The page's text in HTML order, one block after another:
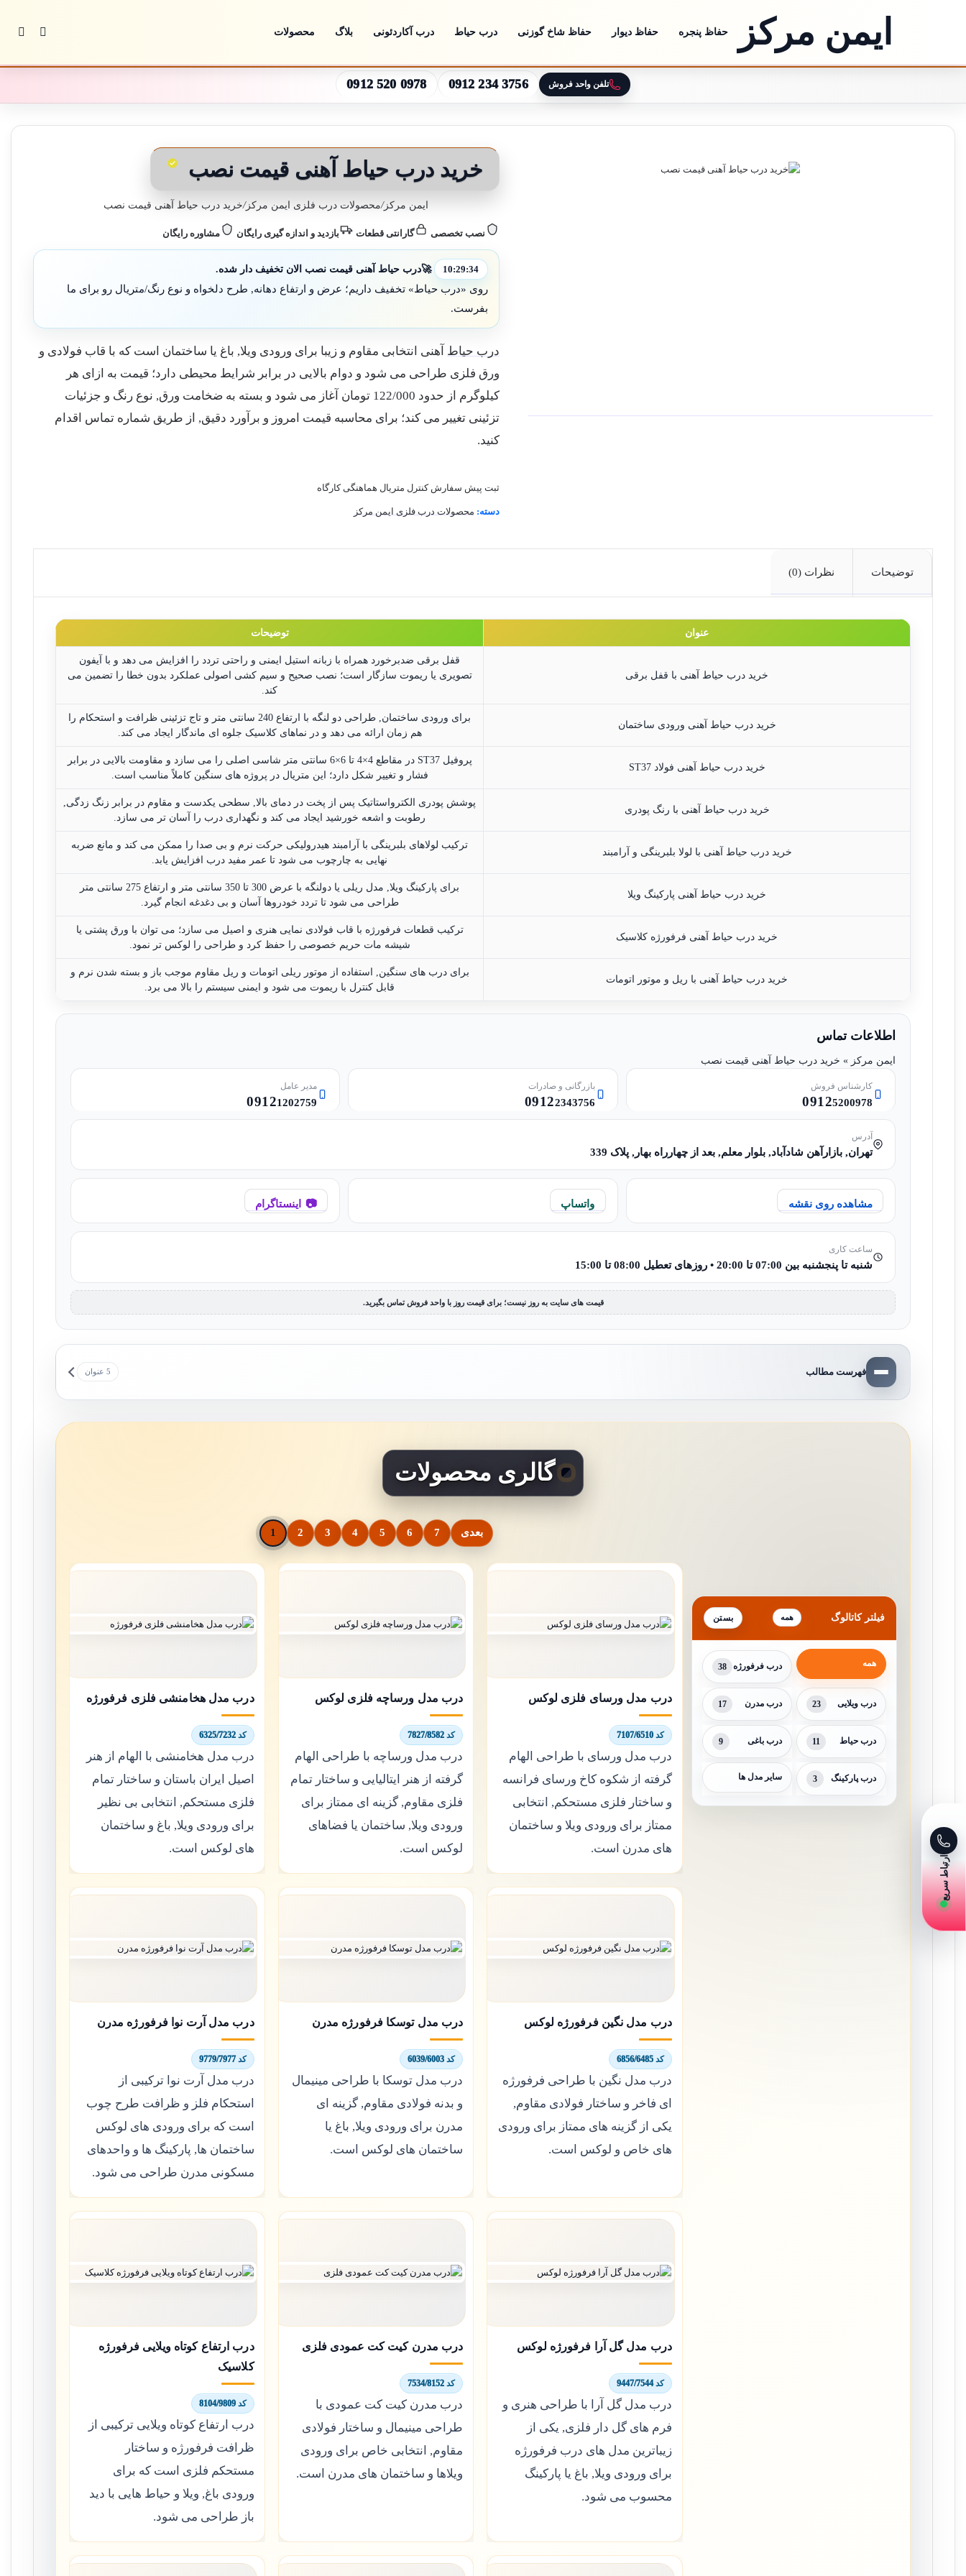
ایمن مرکز حفاظ پنجره حفاظ دیوار حفاظ شاخ گوزنی درب حیاط درب آکاردئونی بلاگ محصولات تغییر
تلفن واحد فروش 0912 520 0978 0912 234 3756
خرید درب حیاط آهنی قیمت نصب
ایمن مرکز/محصولات درب فلزی ایمن مرکز/خرید درب حیاط آهنی قیمت نصب
نصب تخصصی گارانتی قطعات بازدید و اندازه گیری رایگان مشاوره رایگان
10:29:32
🚀درب حیاط آهنی قیمت نصب الان تخفیف دار شده.
روی «درب حیاط» تخفیف داریم؛ عرض و ارتفاع دهانه, طرح دلخواه و نوع رنگ/متریال رو برای ما
بفرست.
درب حیاط آهنی انتخابی مقاوم و زیبا برای ورودی ویلا, باغ یا ساختمان است که با قاب فولادی و
ورق فلزی طراحی می شود و دوام بالایی در برابر شرایط محیطی دارد؛ قیمت به ازای هر
کیلوگرم از حدود 122/000 تومان آغاز می شود و بسته به ضخامت ورق, نوع رنگ و جزئیات
تزئینی تغییر می کند؛ برای محاسبه قیمت امروز و برآورد دقیق, از طریق شماره تماس اقدام
کنید.
ثبت پیش سفارش کنترل متریال هماهنگی کارگاه
دسته: محصولات درب فلزی ایمن مرکز
توضیحات نظرات (0)
عنوان توضیحات
خرید درب حیاط آهنی با قفل برقی
قفل برقی ضدبرخورد همراه با زبانه استیل ایمنی و راحتی تردد را افزایش می دهد و با آیفون
تصویری یا ریموت سازگار است؛ نصب صحیح و سیم کشی اصولی عملکرد بدون خطا را تضمین می
کند.
خرید درب حیاط آهنی ورودی ساختمان
برای ورودی ساختمان, طراحی دو لنگه با ارتفاع 240 سانتی متر و تاج تزئینی ظرافت و استحکام را
هم زمان ارائه می دهد و در نماهای کلاسیک جلوه ای ماندگار ایجاد می کند.
خرید درب حیاط آهنی فولاد ST37
پروفیل ST37 در مقاطع 4×4 تا 6×6 سانتی متر شاسی اصلی را می سازد و مقاومت بالایی در برابر
فشار و تغییر شکل دارد؛ این متریال در پروژه های سنگین کاملاً مناسب است.
خرید درب حیاط آهنی با رنگ پودری
پوشش پودری الکترواستاتیک پس از پخت در دمای بالا, سطحی یکدست و مقاوم در برابر زنگ زدگی,
رطوبت و اشعه خورشید ایجاد می کند و نگهداری درب را آسان تر می سازد.
خرید درب حیاط آهنی با لولا بلبرینگی و آرامبند
ترکیب لولاهای بلبرینگی با آرامبند هیدرولیکی حرکت نرم و بی صدا را ممکن می کند و مانع ضربه
نهایی به چارچوب می شود تا عمر مفید درب افزایش یابد.
خرید درب حیاط آهنی پارکینگ ویلا
برای پارکینگ ویلا, مدل ریلی یا دولنگه با عرض 300 تا 350 سانتی متر و ارتفاع 275 سانتی متر
طراحی می شود تا تردد خودروها آسان و بی دغدغه انجام گیرد.
خرید درب حیاط آهنی فرفورژه کلاسیک
ترکیب قطعات فرفورژه با قاب فولادی نمایی هنری و اصیل می سازد؛ می توان با ورق پشتی یا
شیشه مات حریم خصوصی را حفظ کرد و طراحی را لوکس تر نمود.
خرید درب حیاط آهنی با ریل و موتور اتومات
برای درب های سنگین, استفاده از موتور ریلی اتومات و ریل مقاوم موجب باز و بسته شدن نرم و
قابل کنترل با ریموت می شود و ایمنی سیستم را بالا می برد.
اطلاعات تماس
ایمن مرکز » خرید درب حیاط آهنی قیمت نصب
کارشناس فروش
09125200978
بازرگانی و صادرات
09122343756
مدیر عامل
09121202759
آدرس
تهران, بازارآهن شادآباد, بلوار معلم, بعد از چهارراه بهار, پلاک 339
مشاهده روی نقشه واتساپ اینستاگرام
ساعت کاری
شنبه تا پنجشنبه بین 07:00 تا 20:00 • روزهای تعطیل 08:00 تا 15:00
قیمت های سایت به روز نیست؛ برای قیمت روز با واحد فروش تماس بگیرید.
فهرست مطالب 5 عنوان
گالری محصولات
فیلتر کاتالوگ همه
همه درب فرفورژه 38
درب ویلایی 23 درب مدرن 17
درب حیاط 11 درب باغی 9
درب پارکینگ 3 سایر مدل ها
1 2 3 4 5 6 7 بعدی
درب مدل ورسای فلزی لوکس
کد 7107/6510
درب مدل ورسای با طراحی الهام
گرفته از شکوه کاخ ورسای فرانسه
و ساختار فلزی مستحکم, انتخابی
ممتاز برای ورودی ویلا و ساختمان
های مدرن است.
درب مدل ورساچه فلزی لوکس
کد 7827/8582
درب مدل ورساچه با طراحی الهام
گرفته از هنر ایتالیایی و ساختار تمام
فلزی مقاوم, گزینه ای ممتاز برای
ورودی ویلا, ساختمان یا فضاهای
لوکس است.
درب مدل هخامنشی فلزی فرفورژه
کد 6325/7232
درب مدل هخامنشی با الهام از هنر
اصیل ایران باستان و ساختار تمام
فلزی مستحکم, انتخابی بی نظیر
برای ورودی ویلا, باغ و ساختمان
های لوکس است.
درب مدل نگین فرفورژه لوکس
کد 6856/6485
درب مدل نگین با طراحی فرفورژه
ای فاخر و ساختار فولادی مقاوم,
یکی از گزینه های ممتاز برای ورودی
های خاص و لوکس است.
درب مدل توسکا فرفورژه مدرن
کد 6039/6003
درب مدل توسکا با طراحی مینیمال
و بدنه فولادی مقاوم, گزینه ای
مدرن برای ورودی ویلا, باغ یا
ساختمان های لوکس است.
درب مدل آرت نوا فرفورژه مدرن
کد 9779/7977
درب مدل آرت نوا ترکیبی از
استحکام فلز و ظرافت طرح چوب
است که برای ورودی های لوکس
ساختمان ها, پارکینگ ها و واحدهای
مسکونی مدرن طراحی می شود.
درب مدل گل آرا فرفورژه لوکس
کد 9447/7544
درب مدل گل آرا با طراحی هنری و
فرم های گل دار فلزی, یکی از
زیباترین مدل های درب فرفورژه
برای ورودی ویلا, باغ یا پارکینگ
محسوب می شود.
درب مدرن کیت کت عمودی فلزی
کد 7534/8152
درب مدرن کیت کت عمودی با
طراحی مینیمال و ساختار فولادی
مقاوم, انتخابی خاص برای ورودی
ویلاها و ساختمان های مدرن است.
درب ارتفاع کوتاه ویلایی فرفورژه
کلاسیک
کد 8104/9809
درب ارتفاع کوتاه ویلایی ترکیبی از
ظرافت فرفورژه و ساختار
مستحکم فلزی است که برای
ورودی باغ, ویلا و حیاط هایی با دید
باز طراحی می شود.
ارتباط سریع